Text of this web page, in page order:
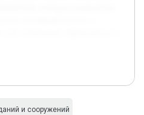
и сооружений